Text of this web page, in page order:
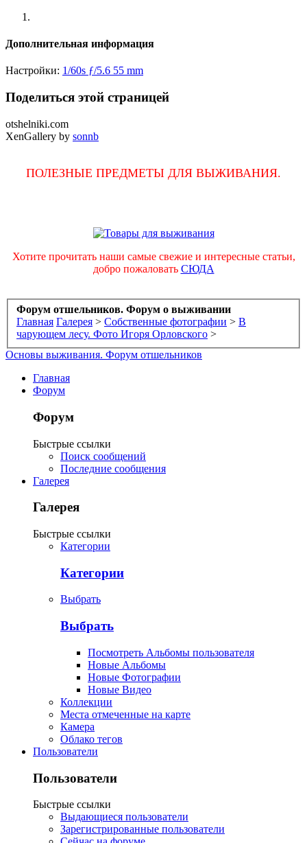
Дополнительная информация
Настройки: 1/60s ƒ/5.6 55 mm
Поделиться этой страницей
otshelniki.com
XenGallery by sonnb
ПОЛЕЗНЫЕ ПРЕДМЕТЫ ДЛЯ ВЫЖИВАНИЯ.
Хотите прочитать наши самые свежие и интересные статьи,
добро пожаловать СЮДА
Форум отшельников. Форум о выживании
Главная Галерея > Собственные фотографии > В
чарующем лесу. Фото Игоря Орловского >
Основы выживания. Форум отшельников
Главная
Форум
Форум
Быстрые ссылки
Поиск сообщений
Последние сообщения
Галерея
Галерея
Быстрые ссылки
Категории
Категории
Выбрать
Выбрать
Посмотреть Альбомы пользователя
Новые Альбомы
Новые Фотографии
Новые Видео
Коллекции
Места отмеченные на карте
Камера
Облако тегов
Пользователи
Пользователи
Быстрые ссылки
Выдающиеся пользователи
Зарегистрированные пользователи